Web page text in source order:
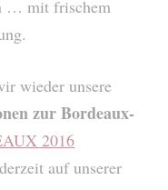
… mit frischem
wieder unsere
zur Bordeaux-
2016
auf unserer